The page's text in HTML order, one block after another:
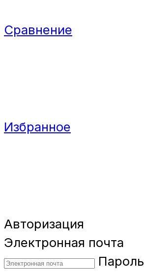
Сравнение
Избранное
Авторизация
Электронная почта
Пароль